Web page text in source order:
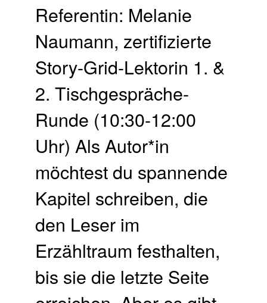
Referentin: Melanie
Naumann, zertifizierte
Story-Grid-Lektorin 1. &
2. Tischgespräche-
Runde (10:30-12:00
Uhr) Als Autor*in
möchtest du spannende
Kapitel schreiben, die
den Leser im
Erzähltraum festhalten,
bis sie die letzte Seite